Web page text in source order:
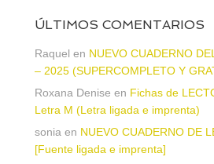
ÚLTIMOS COMENTARIOS
Raquel en NUEVO CUADERNO
– 2025 (SUPERCOMPLETO Y
Roxana Denise en Fichas de
Letra M (Letra ligada e imprenta)
sonia en NUEVO CUADERNO DE
[Fuente ligada e imprenta]